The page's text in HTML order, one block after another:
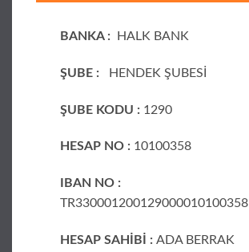
BANKA : HALK BANK
ŞUBE : HENDEK ŞUBESİ
ŞUBE KODU : 1290
HESAP NO : 10100358
IBAN NO :
TR330001200129000010100358
HESAP SAHİBİ : ADA BERRAK